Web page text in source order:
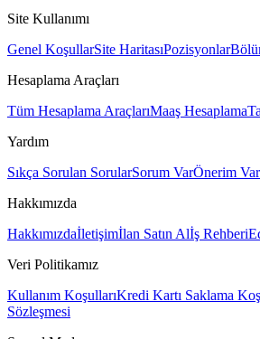
Site Kullanımı
Genel KoşullarSite HaritasıPozisyonlar
Hesaplama Araçları
Tüm Hesaplama AraçlarıMaaş Hesaplama
Yardım
Sıkça Sorulan SorularSorum VarÖnerim Var
Hakkımızda
Hakkımızdaİletişimİlan Satın Alİş Rehberi
Veri Politikamız
Kullanım KoşullarıKredi Kartı Saklama
Sözleşmesi